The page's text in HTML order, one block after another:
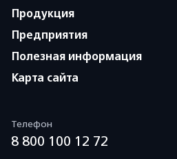
Продукция
Предприятия
Полезная информация
Карта сайта
Телефон
8 800 100 12 72